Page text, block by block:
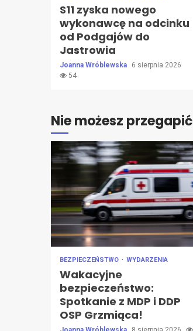
S11 zyska nowego
wykonawcę na odcinku
od Podgajów do
Jastrowia
Joanna Wróblewska
6 sierpnia 2026
54
Nie możesz przegapić
BEZPIECZEŃSTWO WYDARZENIA
Wakacyjne
bezpieczeństwo:
Spotkanie z MDP i DDP
OSP Grzmiąca!